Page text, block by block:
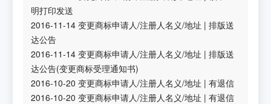
明打印发送
2016-11-14 变更商标申请人/注册人名义/地址 |排版送
达公告
2016-11-14 变更商标申请人/注册人名义/地址 |排版送
达公告(变更商标受理通知书)
2016-10-20 变更商标申请人/注册人名义/地址 |有退信
2016-10-20 变更商标申请人/注册人名义/地址 |有退信